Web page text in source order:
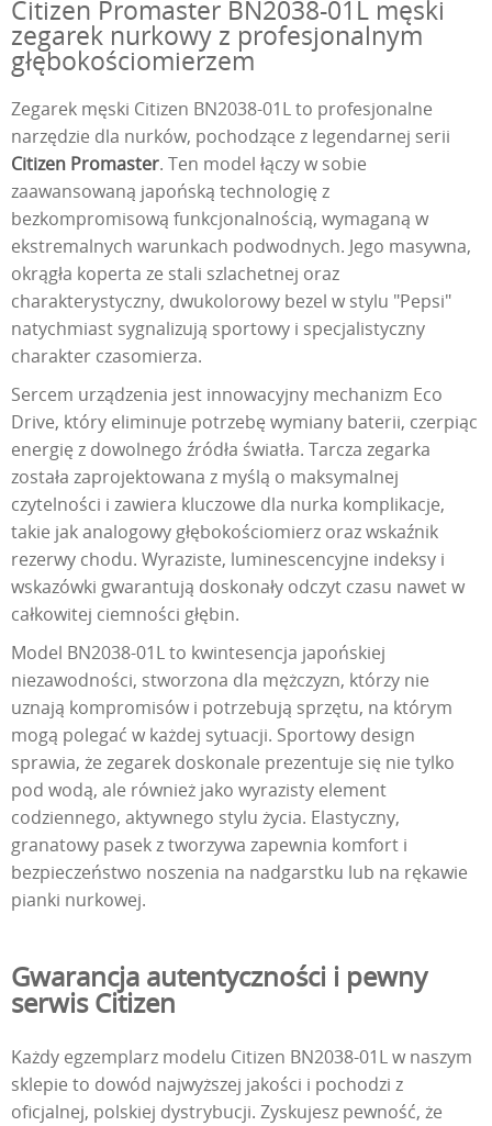
Citizen Promaster BN2038-01L męski
zegarek nurkowy z profesjonalnym
głębokościomierzem
Zegarek męski Citizen BN2038-01L to profesjonalne
narzędzie dla nurków, pochodzące z legendarnej serii
Citizen Promaster. Ten model łączy w sobie
zaawansowaną japońską technologię z
bezkompromisową funkcjonalnością, wymaganą w
ekstremalnych warunkach podwodnych. Jego masywna,
okrągła koperta ze stali szlachetnej oraz
charakterystyczny, dwukolorowy bezel w stylu "Pepsi"
natychmiast sygnalizują sportowy i specjalistyczny
charakter czasomierza.
Sercem urządzenia jest innowacyjny mechanizm Eco
Drive, który eliminuje potrzebę wymiany baterii, czerpiąc
energię z dowolnego źródła światła. Tarcza zegarka
została zaprojektowana z myślą o maksymalnej
czytelności i zawiera kluczowe dla nurka komplikacje,
takie jak analogowy głębokościomierz oraz wskaźnik
rezerwy chodu. Wyraziste, luminescencyjne indeksy i
wskazówki gwarantują doskonały odczyt czasu nawet w
całkowitej ciemności głębin.
Model BN2038-01L to kwintesencja japońskiej
niezawodności, stworzona dla mężczyzn, którzy nie
uznają kompromisów i potrzebują sprzętu, na którym
mogą polegać w każdej sytuacji. Sportowy design
sprawia, że zegarek doskonale prezentuje się nie tylko
pod wodą, ale również jako wyrazisty element
codziennego, aktywnego stylu życia. Elastyczny,
granatowy pasek z tworzywa zapewnia komfort i
bezpieczeństwo noszenia na nadgarstku lub na rękawie
pianki nurkowej.
Gwarancja autentyczności i pewny
serwis Citizen
Każdy egzemplarz modelu Citizen BN2038-01L w naszym
sklepie to dowód najwyższej jakości i pochodzi z
oficjalnej, polskiej dystrybucji. Zyskujesz pewność, że